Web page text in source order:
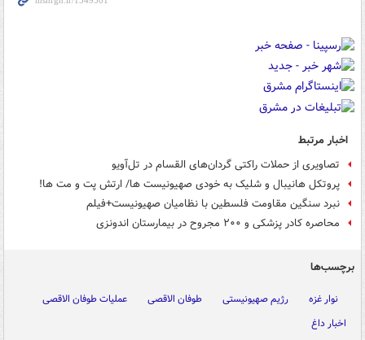
اخبار مرتبط
تصاویری از حملات راکتی گردان‌های القسام در تل‌آویو
پروتکل هانیبال و شلیک به خودی صهیونیست ها/ ارتش پت و مت ها!
نبرد سنگین مقاومت فلسطین با نظامیان صهیونیست+فیلم
محاصره کادر پزشکی و ۲۰۰ مجروح در بیمارستان اندونزی
برچسب‌ها
نوار غزه رژیم صهیونیستی طوفان الاقصی
عملیات طوفان الاقصی
اخبار داغ